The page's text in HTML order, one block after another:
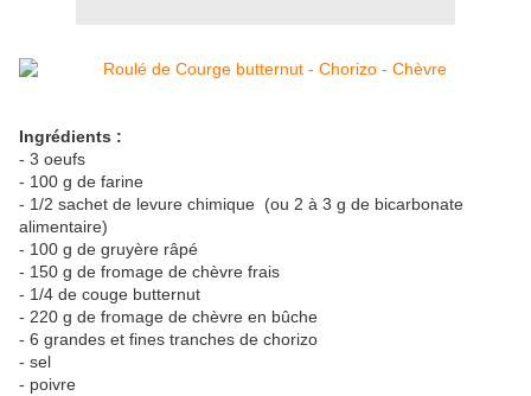
Ingrédients :
- 3 oeufs
- 100 g de farine
- 1/2 sachet de levure chimique (ou 2 à 3 g de bicarbonate
alimentaire)
- 100 g de gruyère râpé
- 150 g de fromage de chèvre frais
- 1/4 de couge butternut
- 220 g de fromage de chèvre en bûche
- 6 grandes et fines tranches de chorizo
- sel
- poivre